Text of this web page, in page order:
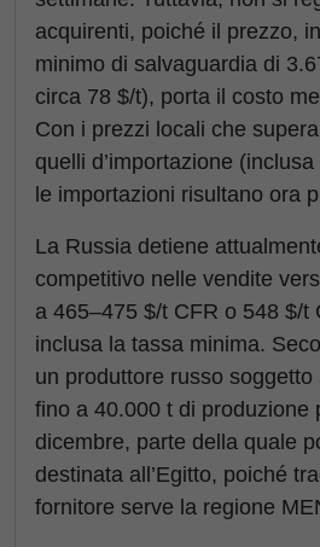
acquirenti, poiché il prezzo,
minimo di salvaguardia di
circa 78 $/t), porta il costo
Con i prezzi locali che
quelli d’importazione
le importazioni risultano ora
La Russia detiene
competitivo nelle vendite
a 465–475 $/t CFR o 548 $/t
inclusa la tassa minima.
un produttore russo
fino a 40.000 t di produzione
dicembre, parte della quale
destinata all’Egitto, poiché
fornitore serve la regione